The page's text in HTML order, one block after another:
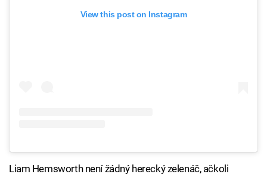
View this post on Instagram
Liam Hemsworth není žádný herecký zelenáč, ačkoli